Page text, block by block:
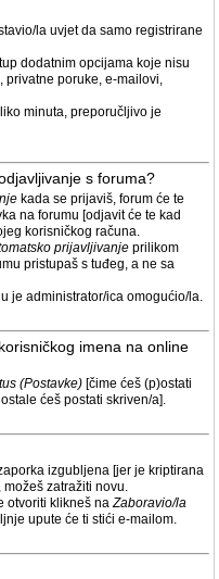
la uvjet da samo registrirane
dodatnim opcijama koje nisu
privatne poruke, e-mailovi,
minuta, preporučljivo je
s foruma?
kada se prijaviš, forum će te
na forumu [odjavit će te kad
korisničkog računa.
prijavljivanje prilikom
pristupaš s tuđeg, a ne sa
je administrator/ica omogućio/la.
imena na online
(Postavke) [čime ćeš (p)ostati
ćeš postati skriven/a].
izgubljena [jer je kriptirana
zatražiti novu.
otvoriti klikneš naZaboravio/la
upute će ti stići e-mailom.